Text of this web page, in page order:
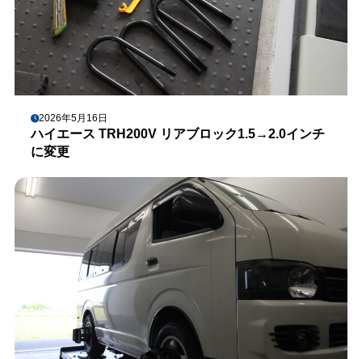
2026年5月16日
ハイエース TRH200V リアブロック1.5→2.0インチ
に変更